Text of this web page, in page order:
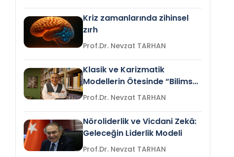
Kriz zamanlarında zihinsel
zırh
Prof.Dr. Nevzat TARHAN
Klasik ve Karizmatik
Modellerin Ötesinde “Bilimsel
Liderlik”
Prof.Dr. Nevzat TARHAN
Nöroliderlik ve Vicdani Zekâ:
Geleceğin Liderlik Modeli
Prof.Dr. Nevzat TARHAN